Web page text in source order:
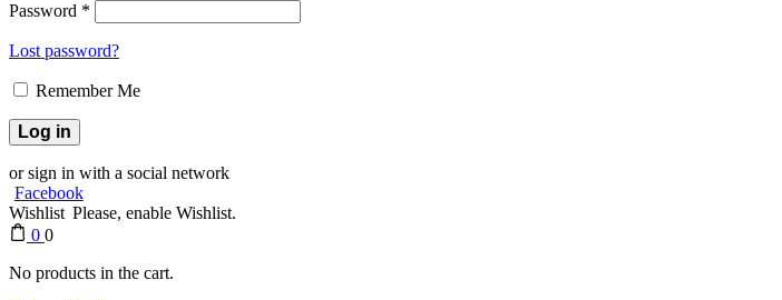
Password *
Lost password?
Remember Me
Log in
or sign in with a social network
Facebook
Wishlist Please, enable Wishlist.
0 0
No products in the cart.